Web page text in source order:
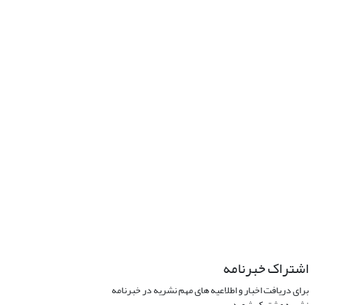
اشتراک خبرنامه
برای دریافت اخبار و اطلاعیه های مهم نشریه در خبرنامه